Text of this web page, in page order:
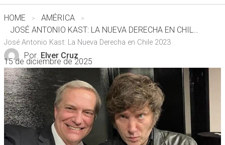
HOME
AMÉRICA
JOSÉ ANTONIO KAST: LA NUEVA DERECHA EN CHILE 2023
José Antonio Kast: La Nueva Derecha en Chile 2023
Por Elver Cruz
15 de diciembre de 2025